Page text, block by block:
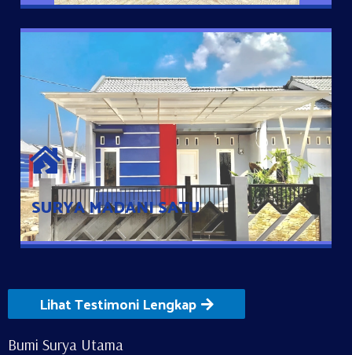
SURYA MADANI SATU
SURYA MADANI SATU
Satu-satunya Hunian nyaman dengan harga subsidi hanya 100
jutaan dengan lokasi strategis di Tuban
Lihat Testimoni Lengkap
Bumi Surya Utama